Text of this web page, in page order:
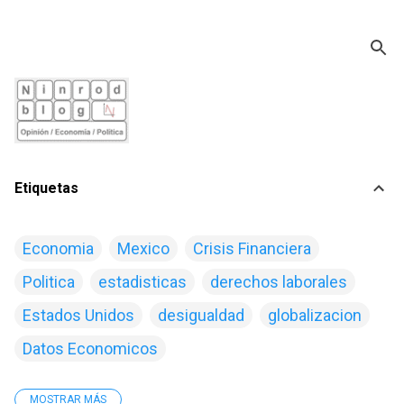
Etiquetas
Economia Mexico
Crisis Financiera
Politica
estadisticas
derechos laborales
Estados Unidos
desigualdad
globalizacion
Datos Economicos
MOSTRAR MÁS